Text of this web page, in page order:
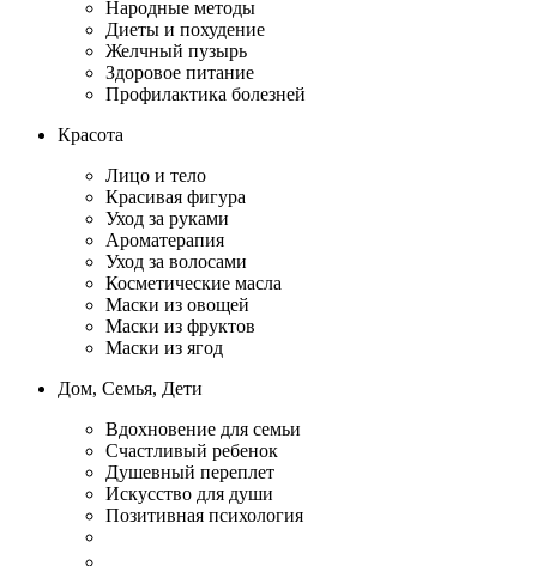
Народные методы
Диеты и похудение
Желчный пузырь
Здоровое питание
Профилактика болезней
Красота
Лицо и тело
Красивая фигура
Уход за руками
Ароматерапия
Уход за волосами
Косметические масла
Маски из овощей
Маски из фруктов
Маски из ягод
Дом, Семья, Дети
Вдохновение для семьи
Счастливый ребенок
Душевный переплет
Искусство для души
Позитивная психология